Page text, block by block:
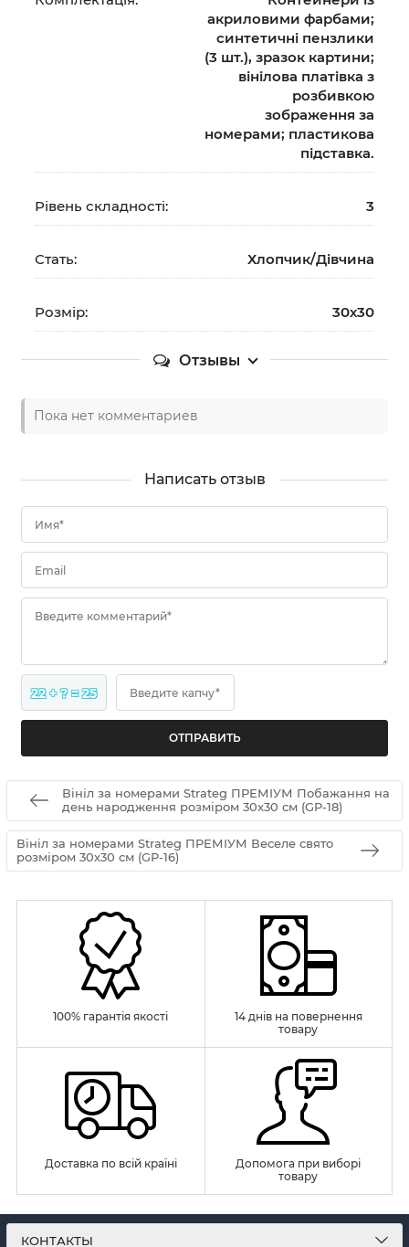
акриловими фарбами;
синтетичні пензлики
(3 шт.), зразок картини;
вінілова платівка з
розбивкою
зображення за
номерами; пластикова
підставка.
Рівень складності: 3
Стать: Хлопчик/Дiвчина
Розмір: 30х30
Отзывы
Пока нет комментариев
Написать отзыв
Имя*
Email
Введите комментарий*
22 + ? = 25 Введите капчу*
Вініл за номерами Strateg ПРЕМІУМ Побажання на
день народження розміром 30х30 см (GP-18)
Вініл за номерами Strateg ПРЕМІУМ Веселе свято
розміром 30х30 см (GP-16)
100% гарантія якості
14 днів на повернення
товару
Доставка по всій країні
Допомога при виборі
товару
КОНТАКТЫ